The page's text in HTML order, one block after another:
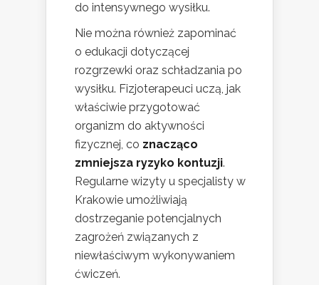
do intensywnego wysiłku.
Nie można również zapominać
o edukacji dotyczącej
rozgrzewki oraz schładzania po
wysiłku. Fizjoterapeuci uczą, jak
właściwie przygotować
organizm do aktywności
fizycznej, co znacząco
zmniejsza ryzyko kontuzji.
Regularne wizyty u specjalisty w
Krakowie umożliwiają
dostrzeganie potencjalnych
zagrożeń związanych z
niewłaściwym wykonywaniem
ćwiczeń.